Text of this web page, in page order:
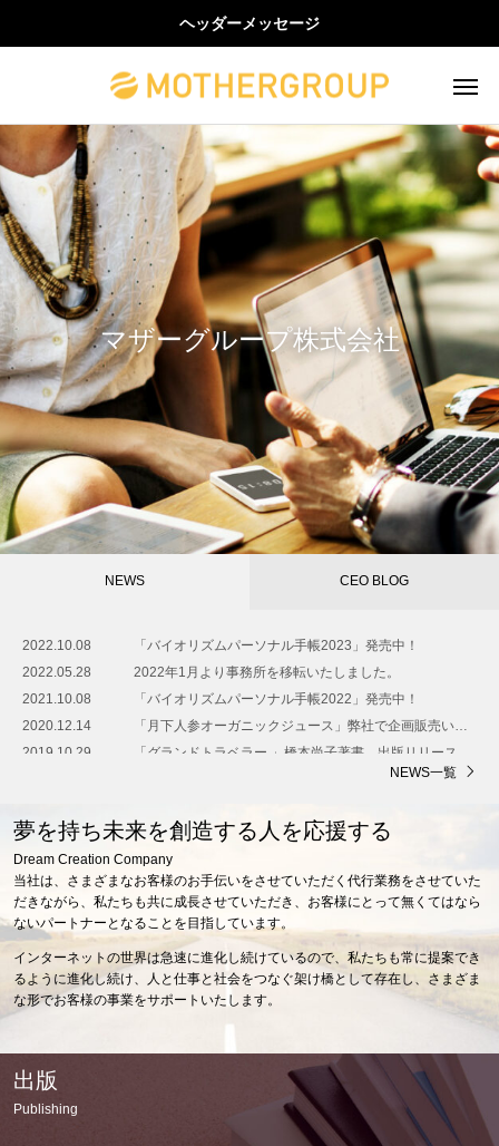
ヘッダーメッセージ
マザーグループ株式会社
NEWS CEO BLOG
2022.10.08
「バイオリズムパーソナル手帳2023」発売中！
2022.05.28
2022年1月より事務所を移転いたしました。
2021.10.08
「バイオリズムパーソナル手帳2022」発売中！
2020.12.14
2019.10.29
「グランドトラベラー 」橋本尚子著書 出版リリース
NEWS一覧
夢を持ち未来を創造する人を応援する
Dream Creation Company
当社は、さまざまなお客様のお手伝いをさせていただく代行業務をさせていた
だきながら、私たちも共に成長させていただき、お客様にとって無くてはなら
ないパートナーとなることを目指しています。
インターネットの世界は急速に進化し続けているので、私たちも常に提案でき
るように進化し続け、人と仕事と社会をつなぐ架け橋として存在し、さまざま
な形でお客様の事業をサポートいたします。
出版
Publishing